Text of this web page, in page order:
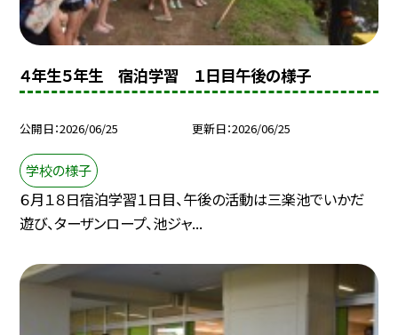
４年生５年生 宿泊学習 １日目午後の様子
公開日 2026/06/25 更新日 2026/06/25
学校の様子
６月１８日宿泊学習１日目、午後の活動は三楽池でいかだ
遊び、ターザンロープ、池ジャ...